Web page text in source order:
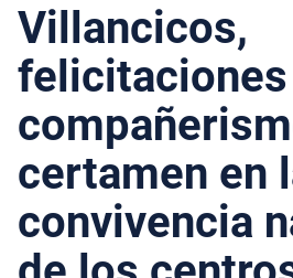
Villancicos,
certamen en
convivencia